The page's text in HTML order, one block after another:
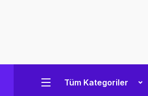
Tüm Kategoriler